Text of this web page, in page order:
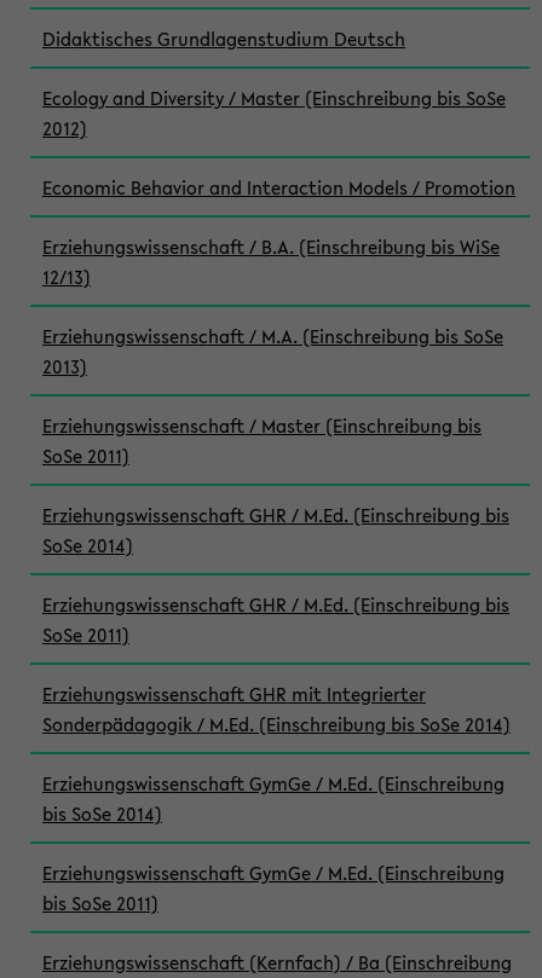
Didaktisches Grundlagenstudium Deutsch
Ecology and Diversity / Master (Einschreibung bis SoSe
2012)
Economic Behavior and Interaction Models / Promotion
Erziehungswissenschaft / B.A. (Einschreibung bis WiSe
12/13)
Erziehungswissenschaft / M.A. (Einschreibung bis SoSe
2013)
Erziehungswissenschaft / Master (Einschreibung bis
SoSe 2011)
Erziehungswissenschaft GHR / M.Ed. (Einschreibung bis
SoSe 2014)
Erziehungswissenschaft GHR / M.Ed. (Einschreibung bis
SoSe 2011)
Erziehungswissenschaft GHR mit Integrierter
Sonderpädagogik / M.Ed. (Einschreibung bis SoSe 2014)
Erziehungswissenschaft GymGe / M.Ed. (Einschreibung
bis SoSe 2014)
Erziehungswissenschaft GymGe / M.Ed. (Einschreibung
bis SoSe 2011)
Erziehungswissenschaft (Kernfach) / Ba (Einschreibung